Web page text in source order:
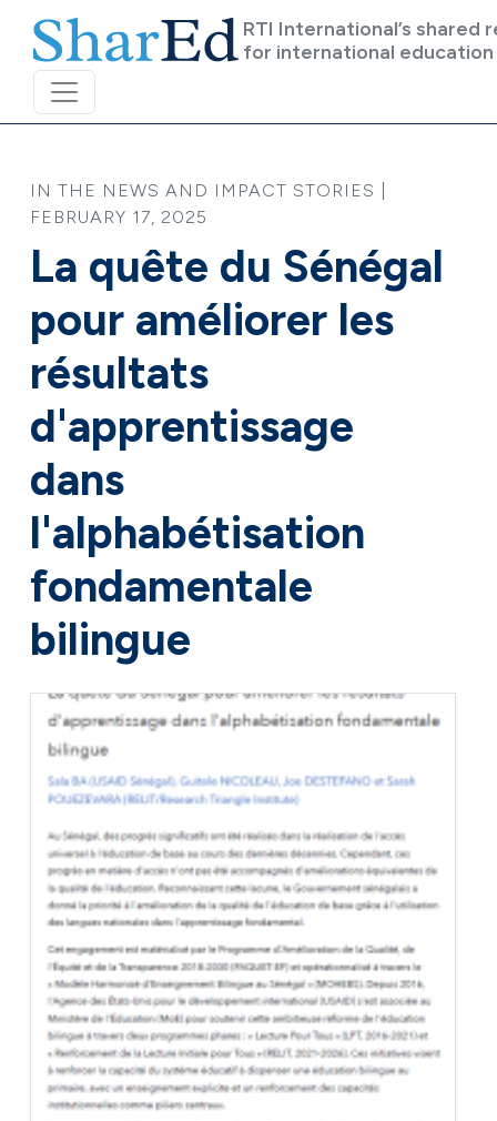
RTI International’s shared
for international education
IN THE NEWS AND IMPACT STORIES |
FEBRUARY 17, 2025
La quête du Sénégal
pour améliorer les
résultats
d'apprentissage
dans
l'alphabétisation
fondamentale
bilingue